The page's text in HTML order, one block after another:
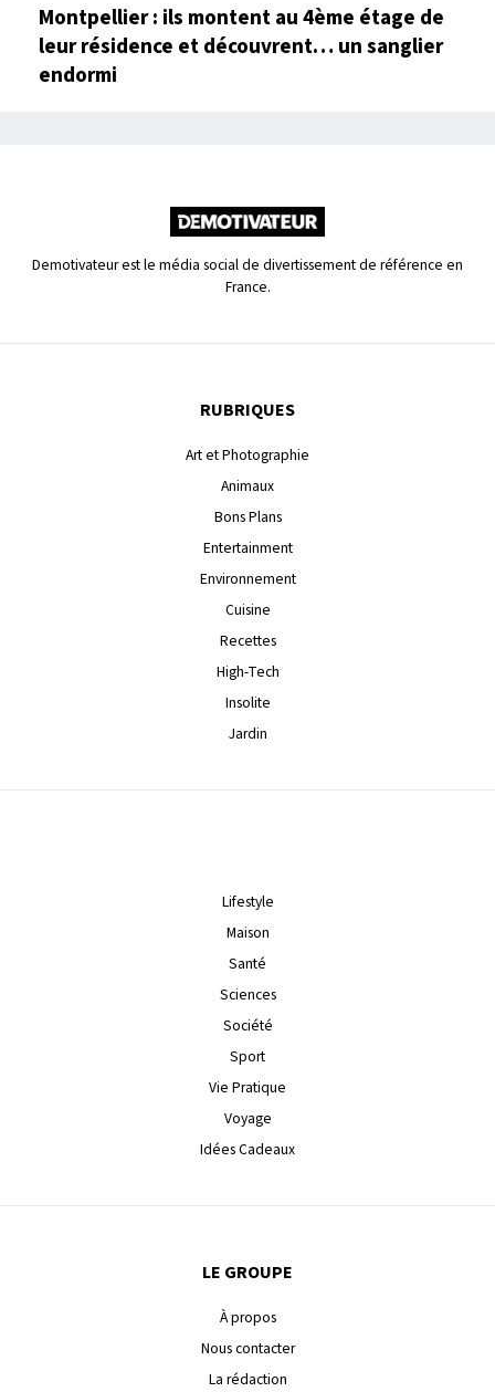
Montpellier : ils montent au 4ème étage de
leur résidence et découvrent… un sanglier
endormi
Demotivateur est le média social de divertissement de référence en
France.
RUBRIQUES
Art et Photographie
Animaux
Bons Plans
Entertainment
Environnement
Cuisine
Recettes
High-Tech
Insolite
Jardin
Lifestyle
Maison
Santé
Sciences
Société
Sport
Vie Pratique
Voyage
Idées Cadeaux
LE GROUPE
À propos
Nous contacter
La rédaction